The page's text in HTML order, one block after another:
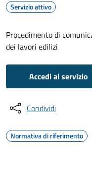
Servizio attivo
Procedimento di
dei lavori edilizi
Accedi al servizio
Condividi
Normativa di riferimento